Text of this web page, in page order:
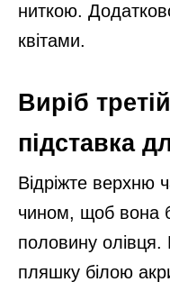
ниткою.
квітами.
Виріб
підставка
Відріжте верхню
чином, щоб вона
половину олівця.
пляшку білою